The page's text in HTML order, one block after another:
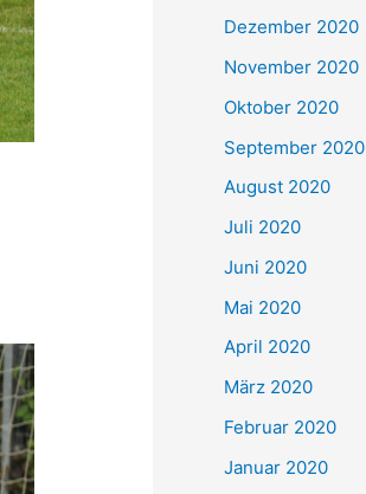
Dezember 2020
November 2020
Oktober 2020
September 2020
August 2020
Juli 2020
Juni 2020
Mai 2020
April 2020
März 2020
Februar 2020
Januar 2020